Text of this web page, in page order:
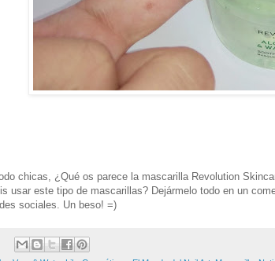
chicas, ¿Qué os parece la mascarilla Revolution
usar este tipo de mascarillas? Dejármelo todo en un
sociales. Un beso! =)